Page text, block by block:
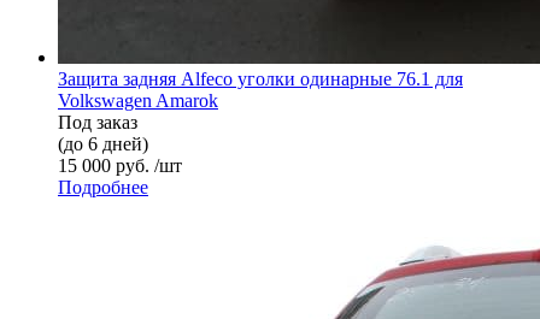
Защита задняя Alfeco уголки одинарные 76.1 для
Volkswagen Amarok
Под заказ
(до 6 дней)
15 000 руб. /шт
Подробнее